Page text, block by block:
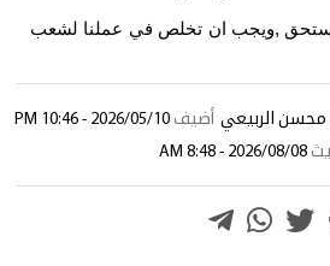
ويستحق ,ويجب ان تخلص في عملنا لشعب
محسن الربيعي أضيف 2026/05/10 - 10:46 PM
2026/08/08 - 8:48 AM